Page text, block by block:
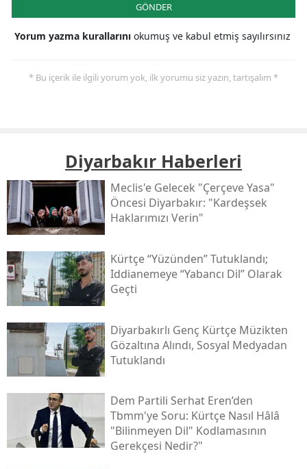
GÖNDER
Yorum yazma kurallarını okumuş ve kabul etmiş sayılırsınız
* Bu içerik ile ilgili yorum yok, ilk yorumu siz yazın, tartışalım *
Diyarbakır Haberleri
Meclis'e Gelecek "çerçeve Yasa"
Öncesi Diyarbakır: "kardeşsek
Haklarımızı Verin"
Kürtçe “yüzünden” Tutuklandı;
Iddianemeye “yabancı Dil” Olarak
Geçti
Diyarbakırlı Genç Kürtçe Müzikten
Gözaltına Alındı, Sosyal Medyadan
Tutuklandı
Dem Partili Serhat Eren’den
Tbmm'ye Soru: Kürtçe Nasıl Hâlâ
"bilinmeyen Dil" Kodlamasının
Gerekçesi Nedir?"